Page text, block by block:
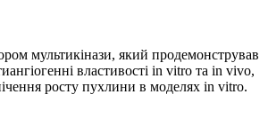
мультикінази, який продемонстрував
властивості in vitro та in vivo,
росту пухлини в моделях in vitro.